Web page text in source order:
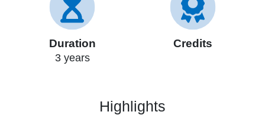
Duration
3 years
Credits
Highlights